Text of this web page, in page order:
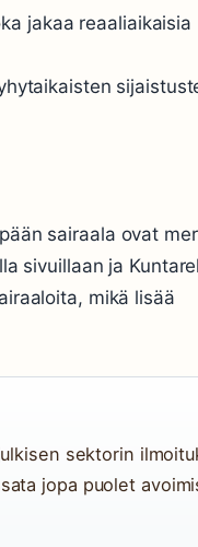
jakaa reaaliaikaisia
sairaala ovat
sivuillaan ja
mikä lisää
sektorin
jopa puolet